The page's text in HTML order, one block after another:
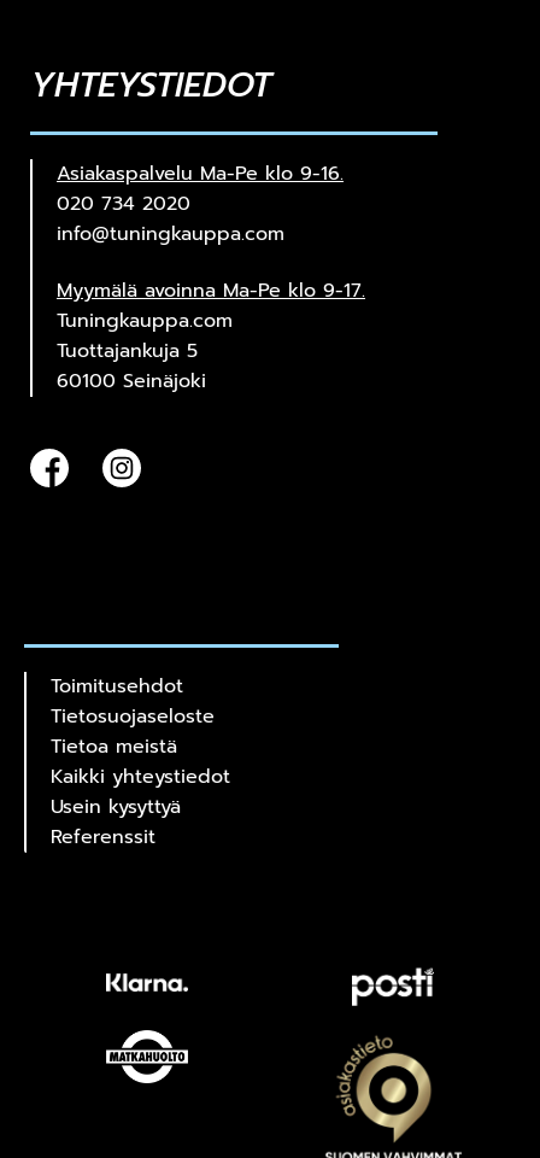
YHTEYSTIEDOT
Asiakaspalvelu Ma-Pe klo 9-16.
020 734 2020
info@tuningkauppa.com
Myymälä avoinna Ma-Pe klo 9-17.
Tuningkauppa.com
Tuottajankuja 5
60100 Seinäjoki
Toimitusehdot
Tietosuojaseloste
Tietoa meistä
Kaikki yhteystiedot
Usein kysyttyä
Referenssit